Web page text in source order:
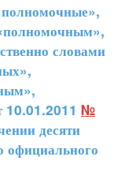
словами
10.01.2011 №
десяти
официального